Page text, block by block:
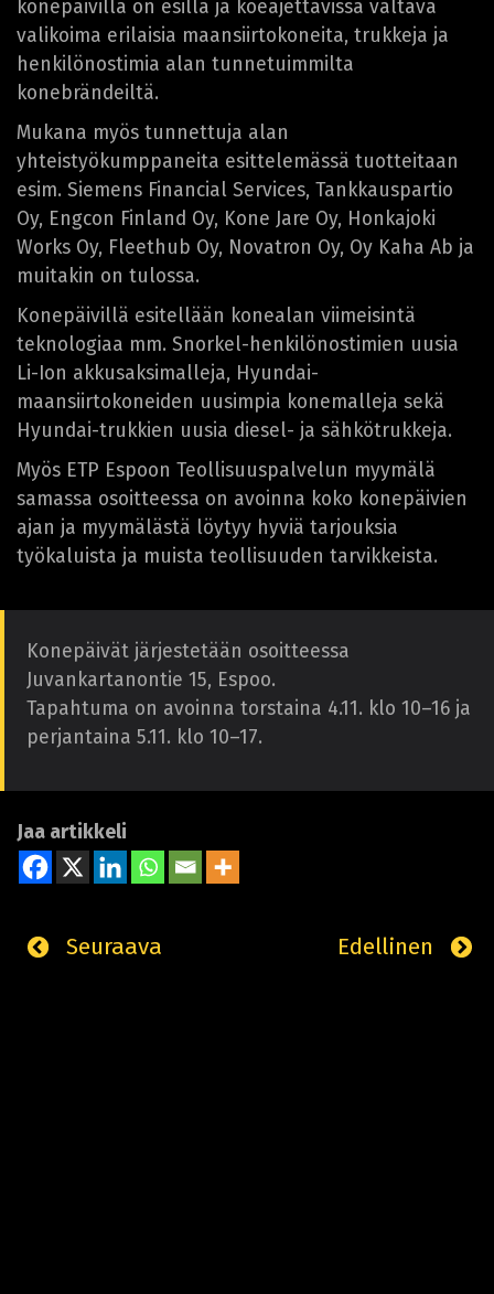
konepäivillä on esillä ja koeajettavissa valtava
valikoima erilaisia maansiirtokoneita, trukkeja ja
henkilönostimia alan tunnetuimmilta
konebrändeiltä.
Mukana myös tunnettuja alan
yhteistyökumppaneita esittelemässä tuotteitaan
esim. Siemens Financial Services, Tankkauspartio
Oy, Engcon Finland Oy, Kone Jare Oy, Honkajoki
Works Oy, Fleethub Oy, Novatron Oy, Oy Kaha Ab ja
muitakin on tulossa.
Konepäivillä esitellään konealan viimeisintä
teknologiaa mm. Snorkel-henkilönostimien uusia
Li-Ion akkusaksimalleja, Hyundai-
maansiirtokoneiden uusimpia konemalleja sekä
Hyundai-trukkien uusia diesel- ja sähkötrukkeja.
Myös ETP Espoon Teollisuuspalvelun myymälä
samassa osoitteessa on avoinna koko konepäivien
ajan ja myymälästä löytyy hyviä tarjouksia
työkaluista ja muista teollisuuden tarvikkeista.
Konepäivät järjestetään osoitteessa
Juvankartanontie 15, Espoo.
Tapahtuma on avoinna torstaina 4.11. klo 10–16 ja
perjantaina 5.11. klo 10–17.
Jaa artikkeli
Edellinen
Seuraava